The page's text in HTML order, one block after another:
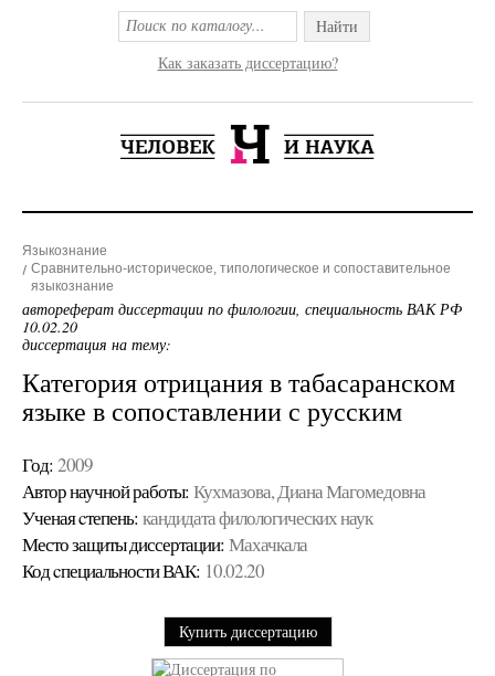
Найти
Как заказать диссертацию?
Языкознание
Сравнительно-историческое, типологическое и сопоставительное
языкознание
автореферат диссертации по филологии, специальность ВАК РФ
10.02.20
диссертация на тему:
Категория отрицания в табасаранском
языке в сопоставлении с русским
Год: 2009
Автор научной работы: Кухмазова, Диана Магомедовна
Ученая cтепень: кандидата филологических наук
Место защиты диссертации: Махачкала
Код cпециальности ВАК: 10.02.20
Купить диссертацию